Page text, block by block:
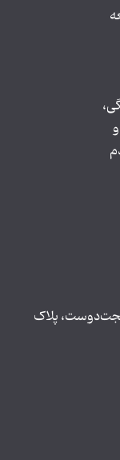
حجت‌دوست، پلاک